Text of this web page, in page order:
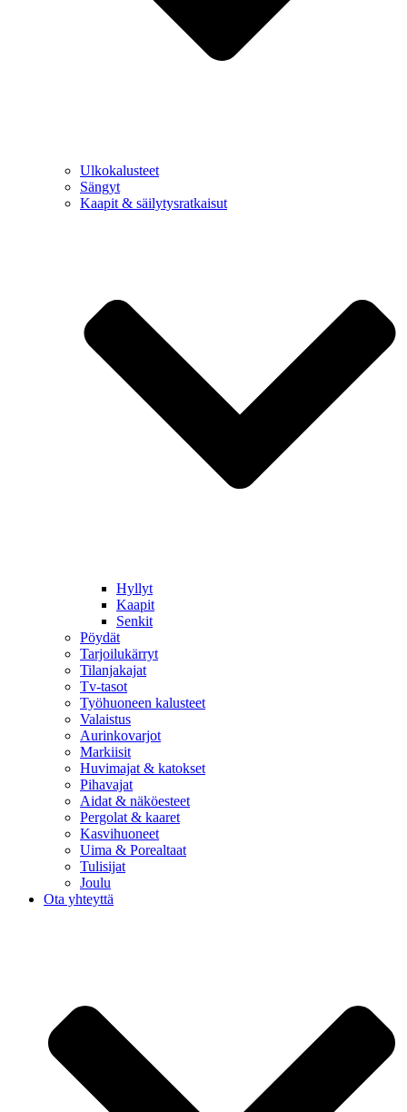
Ulkokalusteet
Sängyt
Kaapit & säilytysratkaisut
Hyllyt
Kaapit
Senkit
Pöydät
Tarjoilukärryt
Tilanjakajat
Tv-tasot
Työhuoneen kalusteet
Valaistus
Aurinkovarjot
Markiisit
Huvimajat & katokset
Pihavajat
Aidat & näköesteet
Pergolat & kaaret
Kasvihuoneet
Uima & Porealtaat
Tulisijat
Joulu
Ota yhteyttä